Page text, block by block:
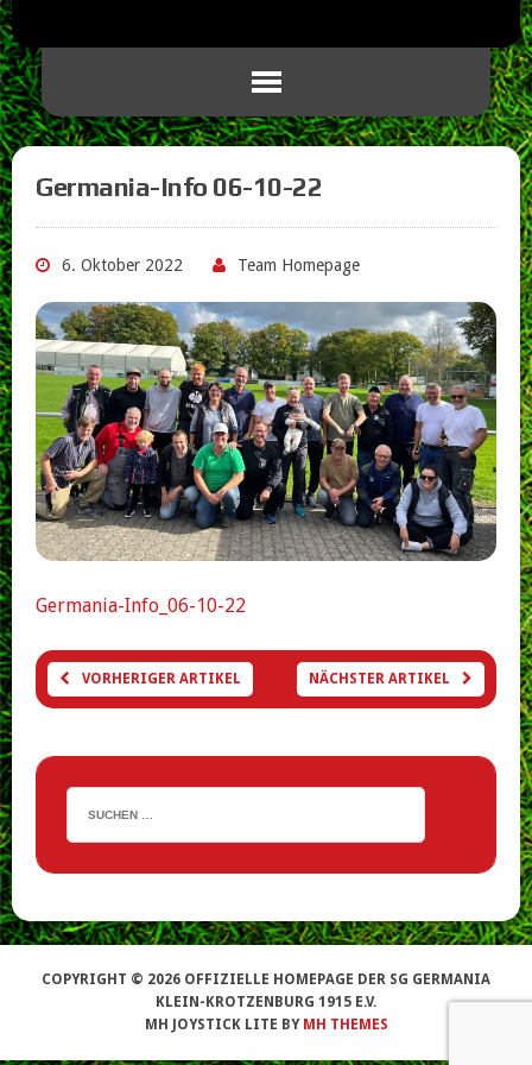
Germania-Info 06-10-22
6. Oktober 2022 Team Homepage
Germania-Info_06-10-22
VORHERIGER ARTIKEL NÄCHSTER ARTIKEL
COPYRIGHT © 2026 OFFIZIELLE HOMEPAGE DER SG GERMANIA
KLEIN-KROTZENBURG 1915 E.V.
MH JOYSTICK LITE BY MH THEMES